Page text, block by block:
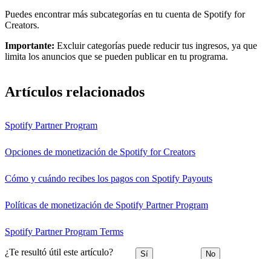
Puedes encontrar más subcategorías en tu cuenta de Spotify for
Creators.
Importante: Excluir categorías puede reducir tus ingresos, ya que
limita los anuncios que se pueden publicar en tu programa.
Artículos relacionados
Spotify Partner Program
Opciones de monetización de Spotify for Creators
Cómo y cuándo recibes los pagos con Spotify Payouts
Políticas de monetización de Spotify Partner Program
Spotify Partner Program Terms
¿Te resultó útil este artículo? Sí No